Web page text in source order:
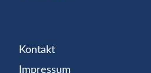
Kontakt
Impressum